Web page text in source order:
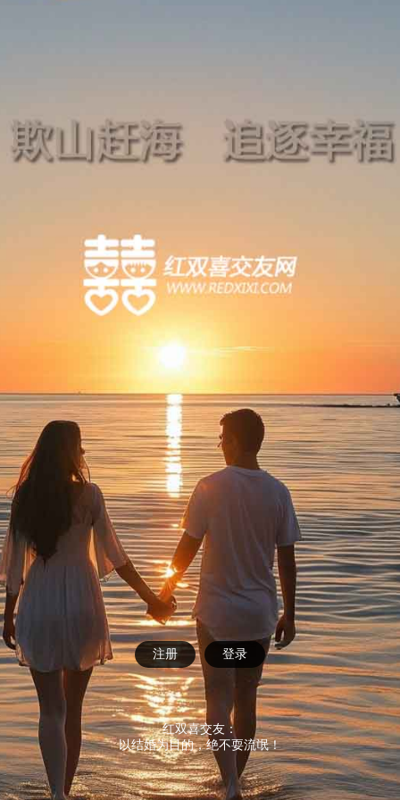
注册 登录
红双喜交友：
以结婚为目的，绝不耍流氓！